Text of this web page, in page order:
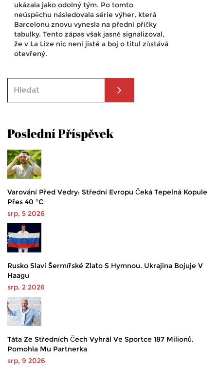
ukázala jako odolný tým. Po tomto
neúspěchu následovala série výher, která
Barcelonu znovu vynesla na přední příčky
tabulky. Tento zápas však jasně signalizoval,
že v La Lize nic není jisté a boj o titul zůstává
otevřený.
Poslední Příspěvek
Varování Před Vedry: Střední Evropu Čeká Tepelná Kopule
Přes 40 °C
srp, 5 2026
Rusko Slaví Šermířské Zlato S Hymnou. Ukrajina Bojuje V
Haagu
srp, 2 2026
Táta Ze Středních Čech Vyhrál Ve Sportce 187 Milionů.
Pomohla Mu Partnerka
srp, 9 2026